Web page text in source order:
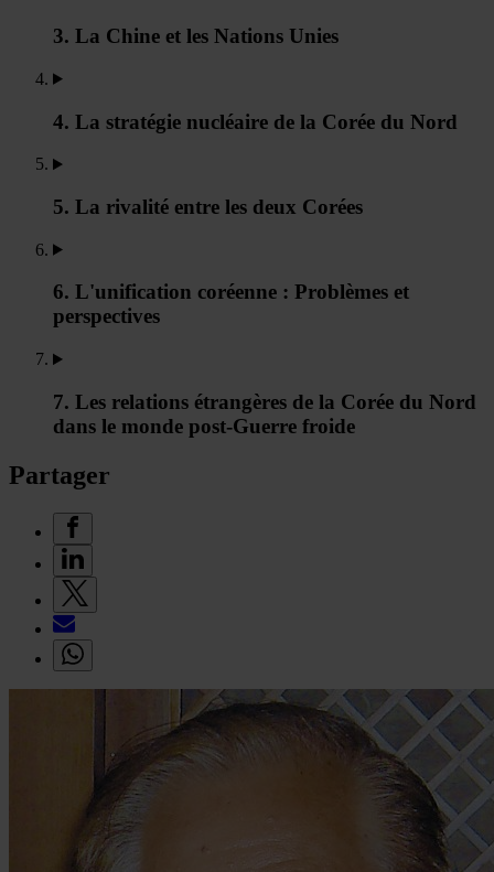
3. La Chine et les Nations Unies
4. La stratégie nucléaire de la Corée du Nord
5. La rivalité entre les deux Corées
6. L'unification coréenne : Problèmes et
perspectives
7. Les relations étrangères de la Corée du Nord
dans le monde post-Guerre froide
Partager